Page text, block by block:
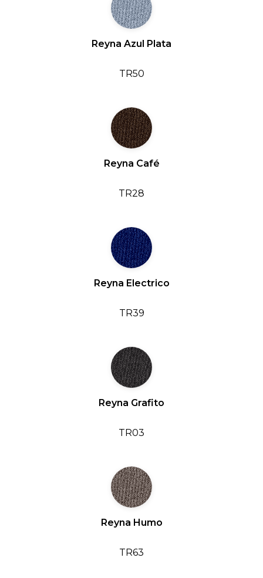
Reyna Azul Plata
TR50
Reyna Café
TR28
Reyna Electrico
TR39
Reyna Grafito
TR03
Reyna Humo
TR63